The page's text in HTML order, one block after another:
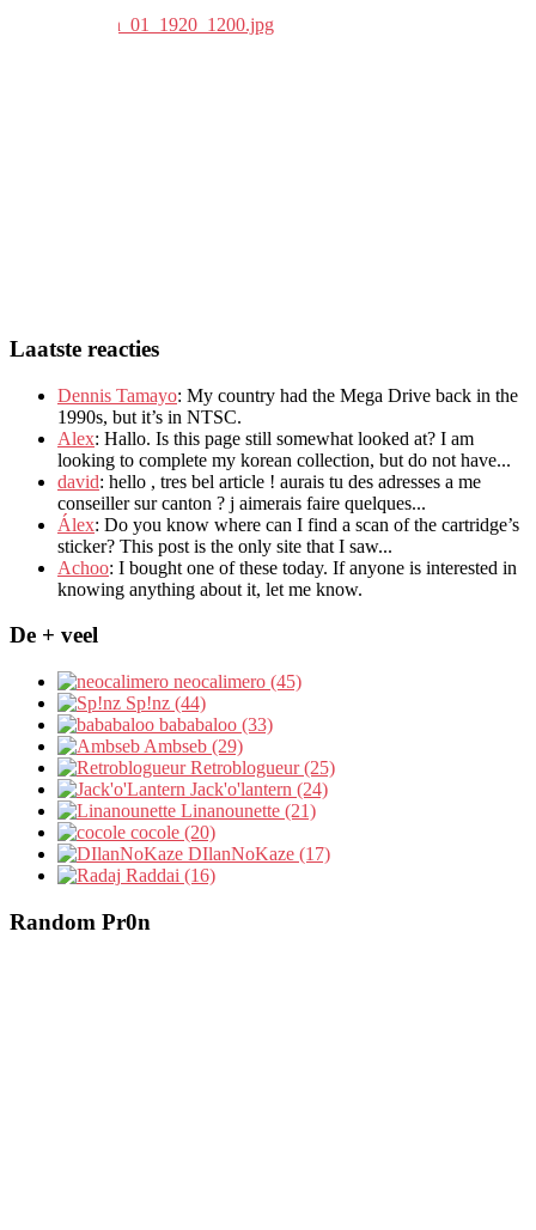
Laatste reacties
Dennis Tamayo: My country had the Mega Drive back in the
1990s, but it’s in NTSC.
Alex: Hallo. Is this page still somewhat looked at? I am
looking to complete my korean collection, but do not have...
david: hello , tres bel article ! aurais tu des adresses a me
conseiller sur canton ? j aimerais faire quelques...
Álex: Do you know where can I find a scan of the cartridge’s
sticker? This post is the only site that I saw...
Achoo: I bought one of these today. If anyone is interested in
knowing anything about it, let me know.
De + veel
neocalimero (45)
Sp!nz (44)
bababaloo (33)
Ambseb (29)
Retroblogueur (25)
Jack'o'lantern (24)
Linanounette (21)
cocole (20)
DIlanNoKaze (17)
Raddai (16)
Random Pr0n